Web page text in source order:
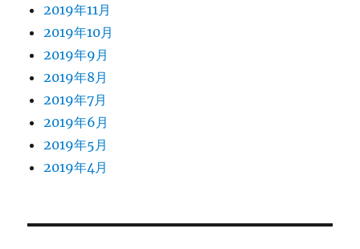
2019年11月
2019年10月
2019年9月
2019年8月
2019年7月
2019年6月
2019年5月
2019年4月